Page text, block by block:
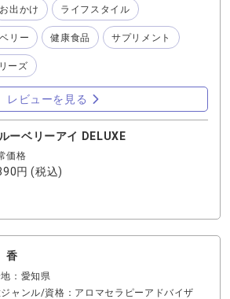
毎日の習慣として続けやすい配合にこ
れから先も、好きなことを楽しみた
ケアを、自然に続けたい」 そんな想い
日々の習慣として選ばれています。 年
特別なことではなく、 いつもの毎日
ませんか。 まだまだ、いろんなことを
お出かけ ライフスタイル
リー 健康食品 サプリメント
ーズ
レビューを見る
ーベリーアイ DELUXE
価格
円(税込)
香
：愛知県
ャンル/資格：アロマセラピーアドバイザ